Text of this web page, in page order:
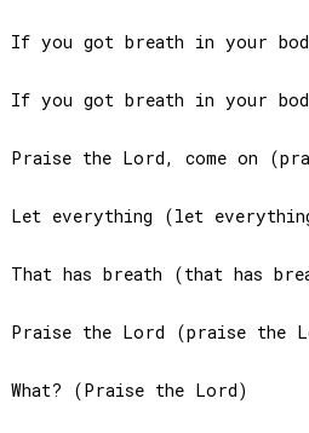
If you got breath in your
If you got breath in your
Praise the Lord, come on
Let everything (let
That has breath (that has
Praise the Lord (praise the